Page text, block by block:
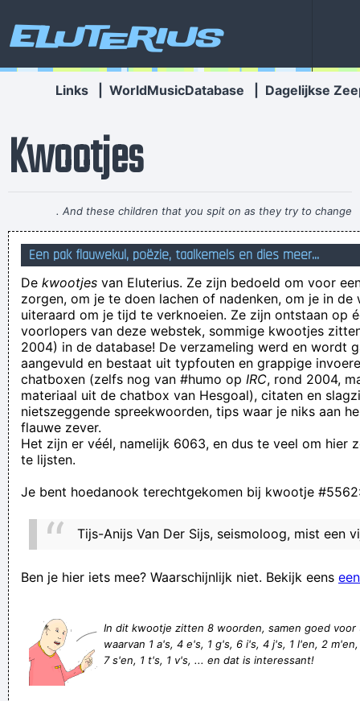
Eluterius
Links WorldMusicDatabase Dagelijkse
Kwootjes
. And these children that you spit on as they try to change
their worlds, they are immune to your consultations, they´ re
quite aware of what they´ re going through. ~ David Bowie
Doesn't = duizend
Morgen na de jeugtrechtbank lol :(
Is het de bedoeling dat de 'lachend kakske' emoji van de aldi
eruitziet als een buttplug?
Dit is natuurlijk gewoon tegen die hele snuifcultuur daar,
waar alles tussen de 15 - 65 heel het weekend aan de coke
Ja, je kan wel stellen dat ik besluiteloos ben... Of nee, wacht
hooow!
Heeee, ben ik is een keer online, dan doe joj niks. Moet je
Jos Klos
wody na jaki? czas i robaczki wyjd?. Mo?na to powtórzy? kilka
razy.
Wilco Van Der Mep trekt in een reflex zomaar eventjes een
Een pak flauwekul, poëzie, taalkemels en dies meer...
De kwootjes van Eluterius. Ze zijn bedoeld om voor
zorgen, om je te doen lachen of nadenken, om je in de
uiteraard om je tijd te verknoeien. Ze zijn ontstaan op
voorlopers van deze webstek, sommige kwootjes
2004) in de database! De verzameling werd en wordt
aangevuld en bestaat uit typfouten en grappige
chatboxen (zelfs nog van #humo op IRC, rond 2004,
materiaal uit de chatbox van Hesgoal), citaten en
nietszeggende spreekwoorden, tips waar je niks aan
flauwe zever.
Het zijn er véél, namelijk 6063, en dus te veel om hier
te lijsten.
Je bent hoedanook terechtgekomen bij kwootje
Tijs-Anijs Van Der Sijs, seismoloog, mist een
Ben je hier iets mee? Waarschijnlijk niet. Bekijk eens
In dit kwootje zitten 8 woorden, samen goed
waarvan 1 a's, 4 e's, 1 g's, 6 i's, 4 j's, 1 l'en, 2
7 s'en, 1 t's, 1 v's, ... en dat is interessant!